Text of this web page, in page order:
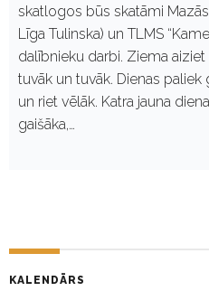
skatlogos būs skatāmi Mazās
Līga Tulinska) un TLMS
dalībnieku darbi. Ziema
tuvāk un tuvāk. Dienas paliek
un riet vēlāk. Katra jauna
gaišāka,…
KALENDĀRS